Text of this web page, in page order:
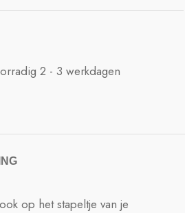
2 - 3 werkdagen
op het stapeltje van je